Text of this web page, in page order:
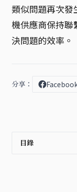
類似問題再次發
機供應商保持聯
決問題的效率。
分享：
目錄